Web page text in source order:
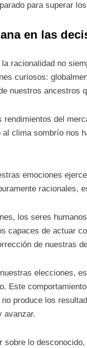
para superar
en las
racionalidad no
curiosos:
nuestros ancestros
del
clima sombrío nos
emociones
racionales,
los seres
capaces de actuar
de nuestras
elecciones,
Este
produce los
avanzar.
sobre lo